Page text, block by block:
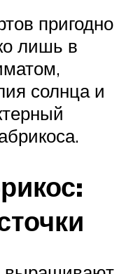
пригодно
лишь в
солнца и